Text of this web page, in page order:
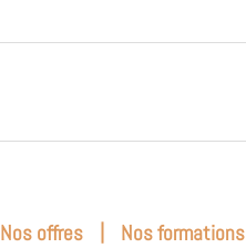
Nos offres | Nos formations